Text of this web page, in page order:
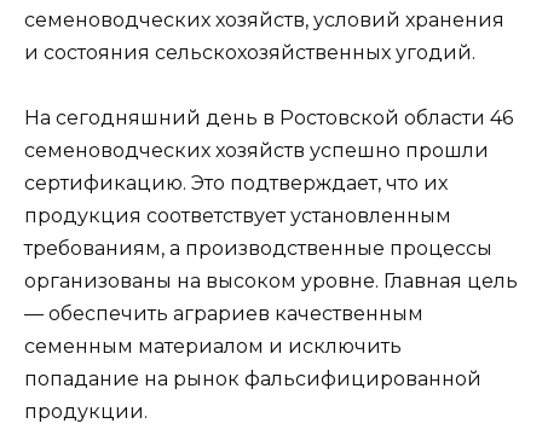
семеноводческих хозяйств, условий хранения
и состояния сельскохозяйственных угодий.
На сегодняшний день в Ростовской области 46
семеноводческих хозяйств успешно прошли
сертификацию. Это подтверждает, что их
продукция соответствует установленным
требованиям, а производственные процессы
организованы на высоком уровне. Главная цель
— обеспечить аграриев качественным
семенным материалом и исключить
попадание на рынок фальсифицированной
продукции.